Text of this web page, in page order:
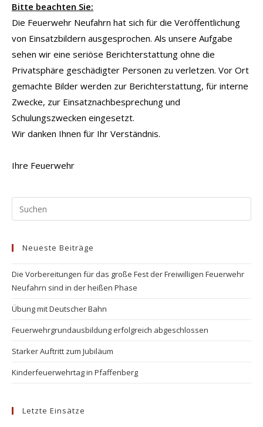
Bitte beachten Sie:
Die Feuerwehr Neufahrn hat sich für die Veröffentlichung
von Einsatzbildern ausgesprochen. Als unsere Aufgabe
sehen wir eine seriöse Berichterstattung ohne die
Privatsphäre geschädigter Personen zu verletzen. Vor Ort
gemachte Bilder werden zur Berichterstattung, für interne
Zwecke, zur Einsatznachbesprechung und
Schulungszwecken eingesetzt.
Wir danken Ihnen für Ihr Verständnis.
Ihre Feuerwehr
Neueste Beiträge
Die Vorbereitungen für das große Fest der Freiwilligen Feuerwehr
Neufahrn sind in der heißen Phase
Übung mit Deutscher Bahn
Feuerwehrgrundausbildung erfolgreich abgeschlossen
Starker Auftritt zum Jubiläum
Kinderfeuerwehrtag in Pfaffenberg
Letzte Einsätze